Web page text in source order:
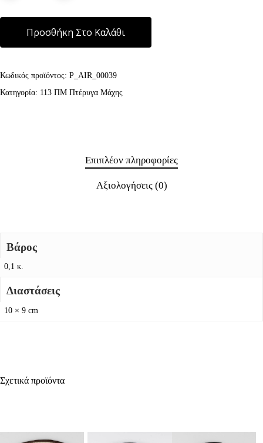
Προσθήκη Στο Καλάθι
Κωδικός προϊόντος: P_AIR_00039
Κατηγορία: 113 ΠΜ Πτέρυγα Μάχης
Επιπλέον πληροφορίες
Αξιολογήσεις (0)
Βάρος
0,1 κ.
Διαστάσεις
10 × 9 cm
Σχετικά προϊόντα